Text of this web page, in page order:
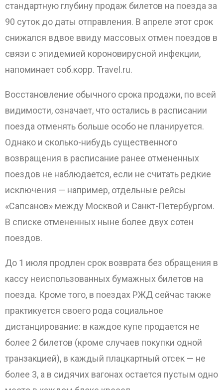
стандартную глубину продаж билетов на поезда за
90 суток до даты отправления. В апреле этот срок
снижался вдвое ввиду массовых отмен поездов в
связи с эпидемией короновирусной инфекции,
напоминает соб.корр. Travel.ru.
Восстановление обычного срока продажи, по всей
видимости, означает, что остались в расписании
поезда отменять больше особо не планируется.
Однако и сколько-нибудь существенного
возвращения в расписание ранее отмененных
поездов не наблюдается, если не считать редкие
исключения — например, отдельные рейсы
«Сапсанов» между Москвой и Санкт-Петербургом.
В списке отмененных ныне более двух сотен
поездов.
До 1 июля продлен срок возврата без обращения в
кассу неиспользованных бумажных билетов на
поезда. Кроме того, в поездах РЖД сейчас также
практикуется своего рода социальное
дистанцирование: в каждое купе продается не
более 2 билетов (кроме случаев покупки одной
транзакцией), в каждый плацкартный отсек — не
более 3, а в сидячих вагонах остается пустым одно
ОТПРАВИТЬ